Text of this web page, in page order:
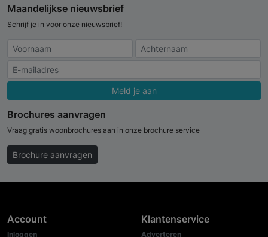
Maandelijkse nieuwsbrief
Schrijf je in voor onze nieuwsbrief!
Meld je aan
Brochures aanvragen
Vraag gratis woonbrochures aan in onze brochure service
Brochure aanvragen
Account
Inloggen
Klantenservice
Adverteren